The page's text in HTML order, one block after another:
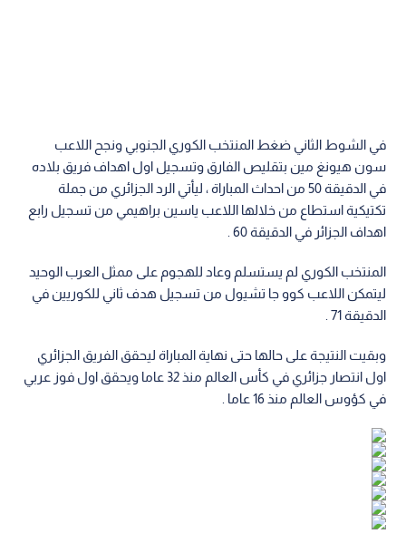
في الشوط الثاني ضغط المنتخب الكوري الجنوبي ونجح اللاعب
سون هيونغ مين بتقليص الفارق وتسجيل اول اهداف فريق بلاده
في الدقيقة 50 من احداث المباراة ، ليأتي الرد الجزائري من جملة
تكتيكية استطاع من خلالها اللاعب ياسين براهيمي من تسجيل رابع
اهداف الجزائر في الدقيقة 60 .
المنتخب الكوري لم يستسلم وعاد للهجوم على ممثل العرب الوحيد
ليتمكن اللاعب كوو جا تشيول من تسجيل هدف ثاني للكوريين في
الدقيقة 71 .
وبقيت النتيجة على حالها حتى نهاية المباراة ليحقق الفريق الجزائري
اول انتصار جزائري في كأس العالم منذ 32 عاما ويحقق اول فوز عربي
في كؤوس العالم منذ 16 عاما .